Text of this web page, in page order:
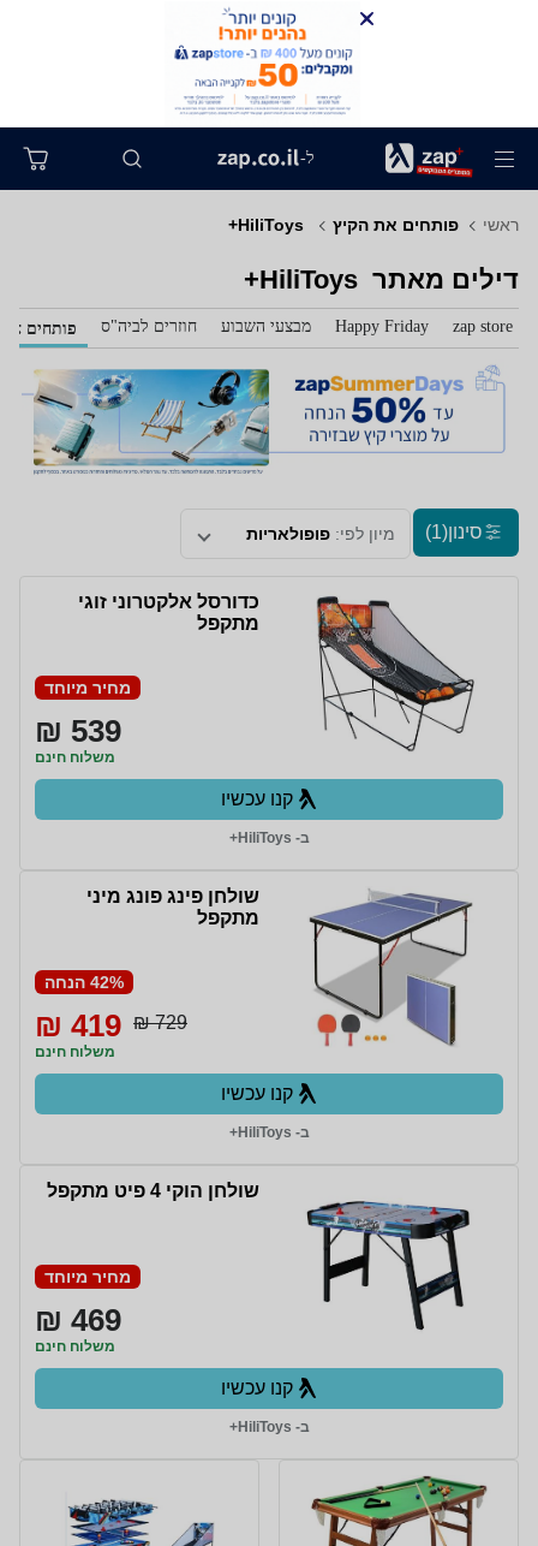
ל-
ראשי פותחים את הקיץ
דילים מאתר ‏ HiliToys+
zap store
Happy Friday מבצעי השבוע חוזרים לביה"ס פותחים
סינון(1) מיון לפי: פופולאריות
כדורסל אלקטרוני זוגי
מתקפל
מחיר מיוחד
539 ₪
משלוח חינם
קנו עכשיו
ב- HiliToys+
שולחן פינג פונג מיני
מתקפל
42% הנחה
729 ₪
419 ₪
משלוח חינם
קנו עכשיו
ב- HiliToys+
שולחן הוקי 4 פיט מתקפל
מחיר מיוחד
469 ₪
משלוח חינם
קנו עכשיו
ב- HiliToys+